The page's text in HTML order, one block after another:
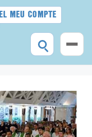
EL MEU COMPTE